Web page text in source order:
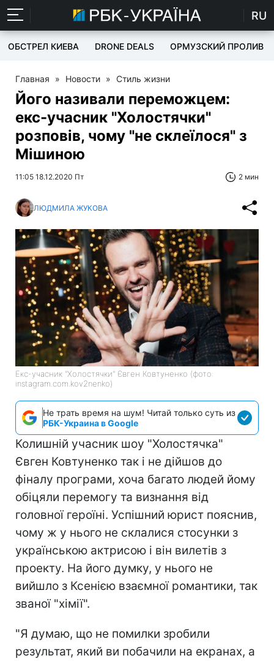
RU
ОБСТРЕЛ КИЕВА DRONE DEALS ОРМУЗСКИЙ ПРОЛИВ
Главная » Новости » Стиль жизни
Його називали переможцем:
екс-учасник "Холостячки"
розповів, чому "не склеїлося" з
Мішиною
11:05 18.12.2020 Пт 2 мин
ЛЮДМИЛА ЖУКОВА
Екс-учасник "Холостячки" Євген Ковтуненко (фото:
instagram.com.kov2nenko)
Не трать время на шум! Читай только суть из
РБК-Украина в Google
Колишній учасник шоу "Холостячка"
Євген Ковтуненко так і не дійшов до
фіналу програми, хоча багато людей йому
обіцяли перемогу та визнання від
головної героїні. Успішний юрист пояснив,
чому ж у нього не склалися стосунки з
українською актрисою і він вилетів з
проекту. На його думку, у нього не
вийшло з Ксенією взаємної романтики, так
званої "хімії".
"Я думаю, що не помилки зробили
результат, який ви побачили на екранах, а